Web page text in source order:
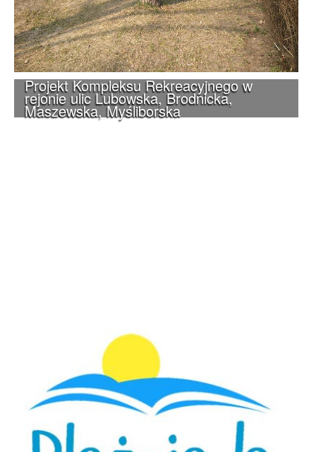
Projekt Kompleksu Rekreacyjnego w
rejonie ulic Lubowska, Brodnicka,
Maszewska, Myśliborska